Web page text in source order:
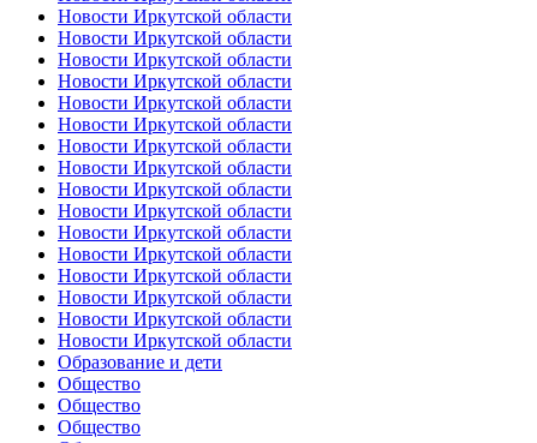
Новости Иркутской области
Новости Иркутской области
Новости Иркутской области
Новости Иркутской области
Новости Иркутской области
Новости Иркутской области
Новости Иркутской области
Новости Иркутской области
Новости Иркутской области
Новости Иркутской области
Новости Иркутской области
Новости Иркутской области
Новости Иркутской области
Новости Иркутской области
Новости Иркутской области
Новости Иркутской области
Образование и дети
Общество
Общество
Общество